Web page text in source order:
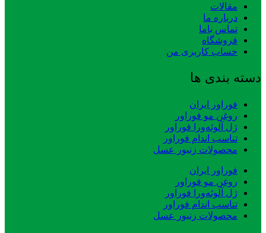
مقالات
درباره ما
تماس باما
فروشگاه
حساب کاربری من
دسته بندی ها
فوراور ایران
روغن مو فوراور
ژل آلوئه‌ورا فوراور
تناسب اندام فوراور
محصولات زنبور عسل
فوراور ایران
روغن مو فوراور
ژل آلوئه‌ورا فوراور
تناسب اندام فوراور
محصولات زنبور عسل